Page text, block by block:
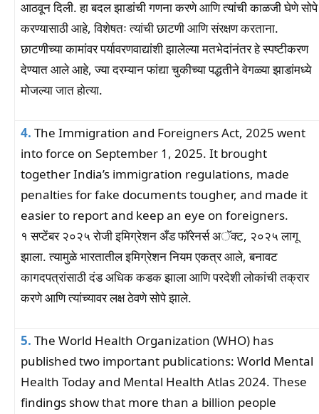
आठवून दिली. हा बदल झाडांची गणना करणे आणि त्यांची काळजी घेणे सोपे
करण्यासाठी आहे, विशेषतः त्यांची छाटणी आणि संरक्षण करताना.
छाटणीच्या कामांवर पर्यावरणवाद्यांशी झालेल्या मतभेदांनंतर हे स्पष्टीकरण
देण्यात आले आहे, ज्या दरम्यान फांद्या चुकीच्या पद्धतीने वेगळ्या झाडांमध्ये
मोजल्या जात होत्या.
4. The Immigration and Foreigners Act, 2025 went
into force on September 1, 2025. It brought
together India’s immigration regulations, made
penalties for fake documents tougher, and made it
easier to report and keep an eye on foreigners.
१ सप्टेंबर २०२५ रोजी इमिग्रेशन अँड फॉरेनर्स अॅक्ट, २०२५ लागू
झाला. त्यामुळे भारतातील इमिग्रेशन नियम एकत्र आले, बनावट
कागदपत्रांसाठी दंड अधिक कडक झाला आणि परदेशी लोकांची तक्रार
करणे आणि त्यांच्यावर लक्ष ठेवणे सोपे झाले.
5. The World Health Organization (WHO) has
published two important publications: World Mental
Health Today and Mental Health Atlas 2024. These
findings show that more than a billion people